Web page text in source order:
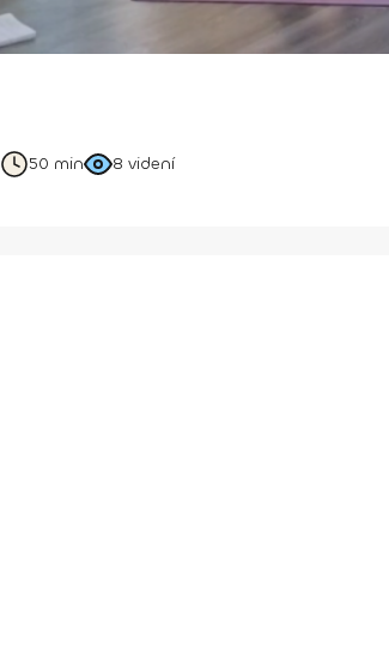
50 min 8 videní